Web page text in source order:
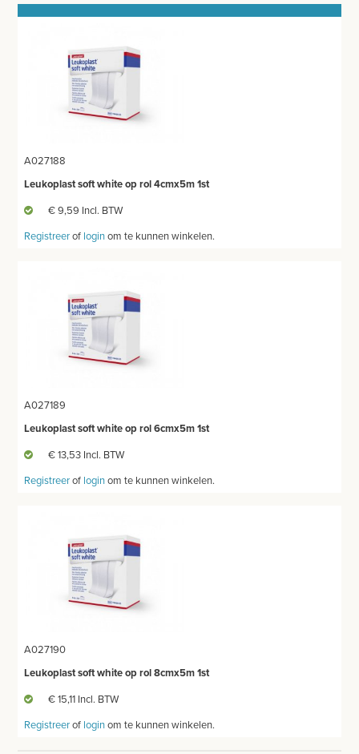
BANDAGES VOOR DIEREN
WATTEN-DEPPERS
WONDVERZORGING
BLOEDSTELPENDE SPRAY
OPERATIE-PROTECTIEMATERIAAL
EHBO
APPARATUUR EN DIAGNOSE
INSTRUMENTEN - INOX GERIEF
TWEEDEHANDS - LIQUIDATIE
A027188
Leukoplast soft white op rol 4cmx5m 1st
€ 9,59 Incl. BTW
Registreerof loginom te kunnen winkelen.
A027189
Leukoplast soft white op rol 6cmx5m 1st
€ 13,53 Incl. BTW
Registreerof loginom te kunnen winkelen.
A027190
Leukoplast soft white op rol 8cmx5m 1st
€ 15,11 Incl. BTW
Registreerof loginom te kunnen winkelen.